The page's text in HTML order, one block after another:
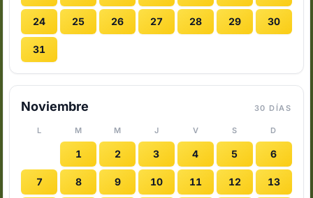
24 25 26 27 28 29 30
31
Noviembre 30 DÍAS
L M M J V S D
1 2 3 4 5 6
7 8 9 10 11 12 13